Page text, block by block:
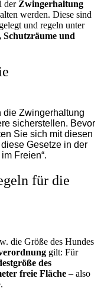
der Zwingerhaltung
werden. Diese sind
und regeln unter
Schutzräume und
die Zwingerhaltung
sicherstellen. Bevor
Sie sich mit diesen
Gesetze in der
Freien“.
für die
die Größe des Hundes
gilt: Für
des
freie Fläche – also